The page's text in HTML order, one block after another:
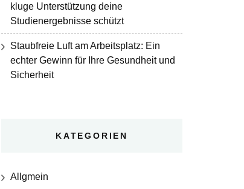
kluge Unterstützung deine
Studienergebnisse schützt
Staubfreie Luft am Arbeitsplatz: Ein
echter Gewinn für Ihre Gesundheit und
Sicherheit
KATEGORIEN
Allgmein